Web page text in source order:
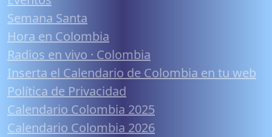
Semana Santa
Hora en Colombia
Radios en vivo · Colombia
Inserta el Calendario de Colombia en tu web
Política de Privacidad
Calendario Colombia 2025
Calendario Colombia 2026